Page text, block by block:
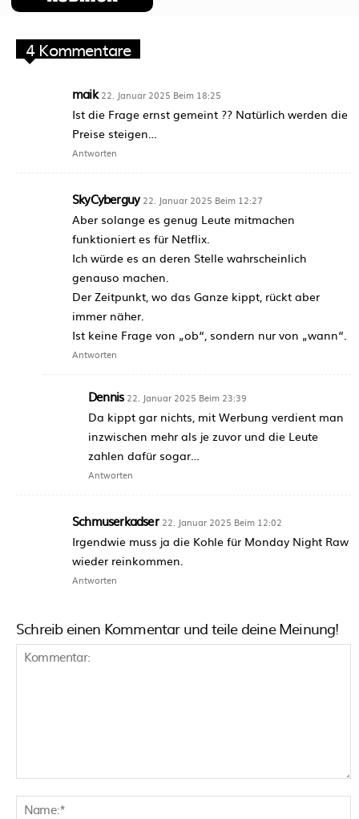
4 Kommentare
maik 22. Januar 2025 Beim 18:25
Ist die Frage ernst gemeint ?? Natürlich werden die
Preise steigen…
Antworten
SkyCyberguy 22. Januar 2025 Beim 12:27
Aber solange es genug Leute mitmachen
funktioniert es für Netflix.
Ich würde es an deren Stelle wahrscheinlich
genauso machen.
Der Zeitpunkt, wo das Ganze kippt, rückt aber
immer näher.
Ist keine Frage von „ob“, sondern nur von „wann“.
Antworten
Dennis 22. Januar 2025 Beim 23:39
Da kippt gar nichts, mit Werbung verdient man
inzwischen mehr als je zuvor und die Leute
zahlen dafür sogar…
Antworten
Schmuserkadser 22. Januar 2025 Beim 12:02
Irgendwie muss ja die Kohle für Monday Night Raw
wieder reinkommen.
Antworten
Schreib einen Kommentar und teile deine Meinung!